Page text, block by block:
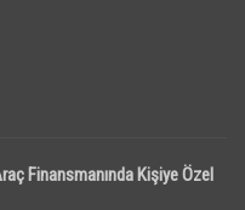
Finansmanında Kişiye Özel